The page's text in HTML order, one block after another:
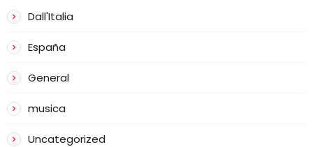
Dall'Italia
España
General
musica
Uncategorized